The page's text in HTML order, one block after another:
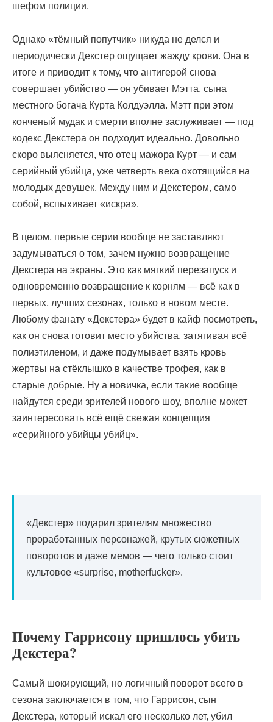
шефом полиции.
Однако «тёмный попутчик» никуда не делся и
периодически Декстер ощущает жажду крови. Она в
итоге и приводит к тому, что антигерой снова
совершает убийство — он убивает Мэтта, сына
местного богача Курта Колдуэлла. Мэтт при этом
конченый мудак и смерти вполне заслуживает — под
кодекс Декстера он подходит идеально. Довольно
скоро выясняется, что отец мажора Курт — и сам
серийный убийца, уже четверть века охотящийся на
молодых девушек. Между ним и Декстером, само
собой, вспыхивает «искра».
В целом, первые серии вообще не заставляют
задумываться о том, зачем нужно возвращение
Декстера на экраны. Это как мягкий перезапуск и
одновременно возвращение к корням — всё как в
первых, лучших сезонах, только в новом месте.
Любому фанату «Декстера» будет в кайф посмотреть,
как он снова готовит место убийства, затягивая всё
полиэтиленом, и даже подумывает взять кровь
жертвы на стёклышко в качестве трофея, как в
старые добрые. Ну а новичка, если такие вообще
найдутся среди зрителей нового шоу, вполне может
заинтересовать всё ещё свежая концепция
«серийного убийцы убийц».
«Декстер» подарил зрителям множество
проработанных персонажей, крутых сюжетных
поворотов и даже мемов — чего только стоит
культовое «surprise, motherfucker».
Почему Гаррисону пришлось убить
Декстера?
Самый шокирующий, но логичный поворот всего в
сезона заключается в том, что Гаррисон, сын
Декстера, который искал его несколько лет, убил